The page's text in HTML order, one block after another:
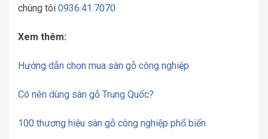
chúng tôi 0936.41.7070
Xem thêm:
Hướng dẫn chọn mua sàn gỗ công nghiệp
Có nên dùng sàn gỗ Trung Quốc?
100 thương hiệu sàn gỗ công nghiệp phổ biến